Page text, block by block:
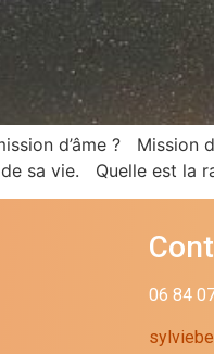
d’âme ? Mission
sa vie. Quelle est la
06 84